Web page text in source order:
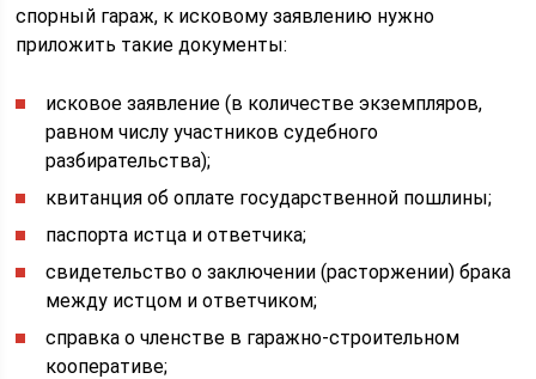
спорный гараж, к исковому заявлению нужно
приложить такие документы:
исковое заявление (в количестве экземпляров,
равном числу участников судебного
разбирательства);
квитанция об оплате государственной пошлины;
паспорта истца и ответчика;
свидетельство о заключении (расторжении) брака
между истцом и ответчиком;
справка о членстве в гаражно-строительном
кооперативе;